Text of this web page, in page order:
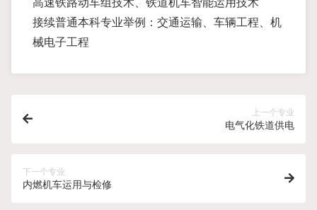
高速铁路动车组技术、铁道机车智能运用技术
接续普通本科专业举例：交通运输、车辆工程、机
械电子工程
上一个专业
电气化铁道供电
下一个专业
内燃机车运用与检修